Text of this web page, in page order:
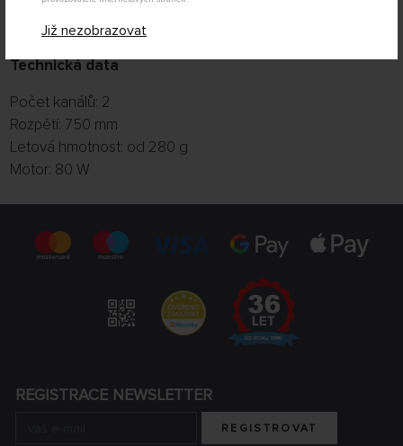
Již nezobrazovat
vrtuli 7 / 6", baterii LiPol 3 články 1300 až 1500 mAh, řídké
vteřinové lepidlo, aktivátor spray.
Technická data
Počet kanálů: 2
Rozpětí: 750 mm
Letová hmotnost: od 280 g
Motor: 80 W
REGISTRACE NEWSLETTER
REGISTROVAT